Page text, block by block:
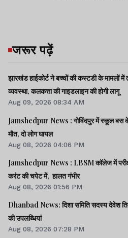
जरूर पढ़ें
झारखंड हाईकोर्ट ने बच्चों की कस्टडी के मामलों
व्यवस्था, कलकत्ता की गाइडलाइन की होगी लागू
Aug 09, 2026 08:34 AM
Jamshedpur News : गोविंदपुर में स्कूल बस
मौत, दो लोग घायल
Aug 08, 2026 04:06 PM
Jamshedpur News : LBSM कॉलेज में
करंट की चपेट में, हालत गंभीर
Aug 08, 2026 01:56 PM
Dhanbad News: दिशा समिति सदस्य देवेश
की उपलब्धियां
Aug 08, 2026 07:28 PM